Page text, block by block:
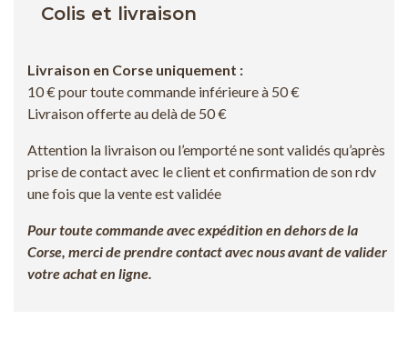
Colis et livraison
Livraison en Corse uniquement :
10 € pour toute commande inférieure à 50 €
Livraison offerte au delà de 50 €
Attention la livraison ou l’emporté ne sont validés qu’après
prise de contact avec le client et confirmation de son rdv
une fois que la vente est validée
Pour toute commande avec expédition en dehors de la
Corse, merci de prendre contact avec nous avant de valider
votre achat en ligne.